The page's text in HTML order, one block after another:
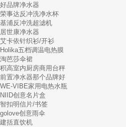
好品牌净水器
荣事达反冲洗净水杯
基浦反冲洗超滤机
居世康净水器
艾卡依针织衫/开衫
Holika五档调温电热膜
淘芭莎伞裙
积高室内厨房商用台秤
前置净水器那个品牌好
WE-VIBE家用电热水瓶
NIID创意名片盒
智扣明信片/书签
golove创意雨伞
建括直饮机